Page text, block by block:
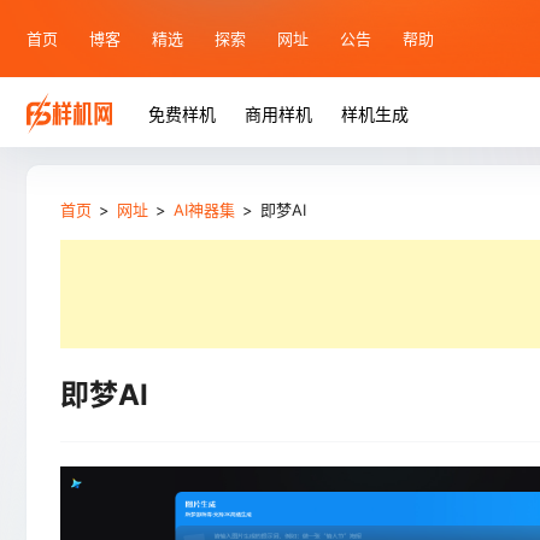
首页 博客 精选 探索 网址 公告 帮助
免费样机 商用样机 样机生成
首页 > 网址 > AI神器集 > 即梦AI
即梦AI